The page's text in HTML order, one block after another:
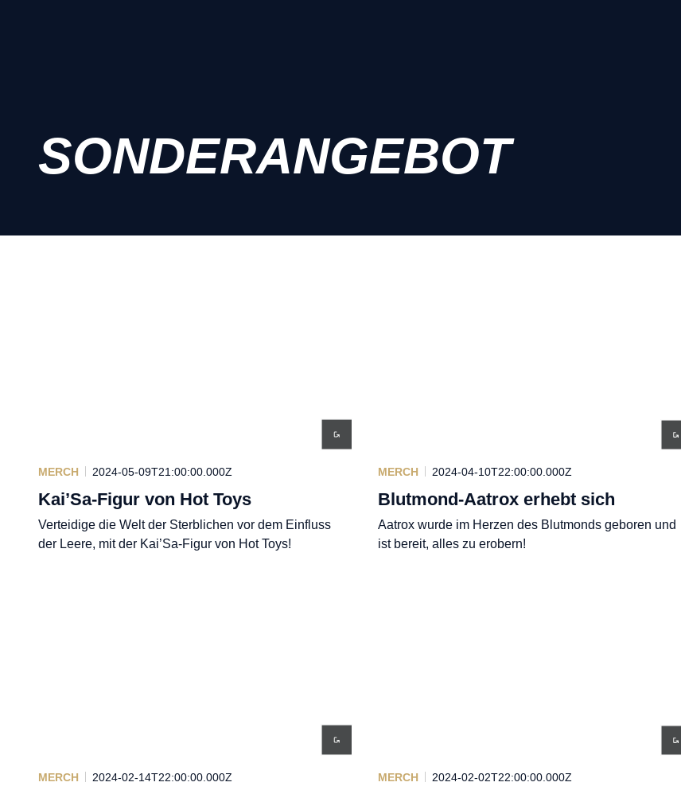
SONDERANGEBOT
MERCH 2024-05-09T21:00:00.000Z
Kai’Sa-Figur von Hot Toys
Verteidige die Welt der Sterblichen vor dem Einfluss
der Leere, mit der Kai’Sa-Figur von Hot Toys!
MERCH 2024-04-10T22:00:00.000Z
Blutmond-Aatrox erhebt sich
Aatrox wurde im Herzen des Blutmonds geboren und
ist bereit, alles zu erobern!
MERCH 2024-02-14T22:00:00.000Z MERCH 2024-02-02T22:00:00.000Z